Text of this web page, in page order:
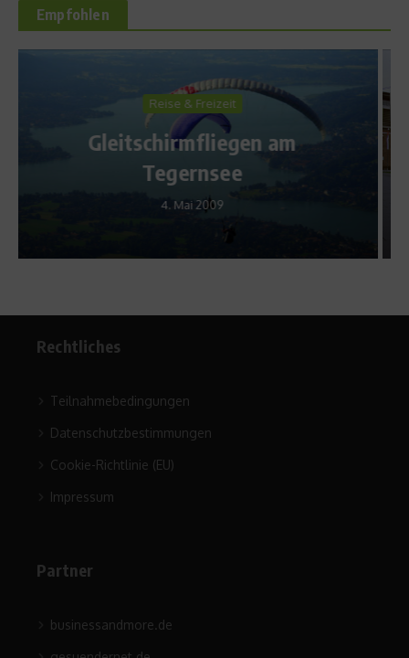
Empfohlen
Richtig trainieren
Freestyle Fußball für
Einsteiger – Der „Timo
around the world“
Rechtliches
Teilnahmebedingungen
Datenschutzbestimmungen
Cookie-Richtlinie (EU)
Impressum
Partner
businessandmore.de